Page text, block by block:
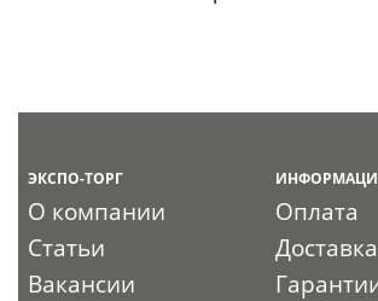
ЭКСПО-ТОРГ
О компании
Статьи
Вакансии
Оплата
Доставка